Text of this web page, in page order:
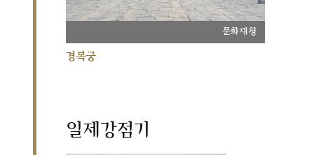
문화재청
경복궁
일제강점기